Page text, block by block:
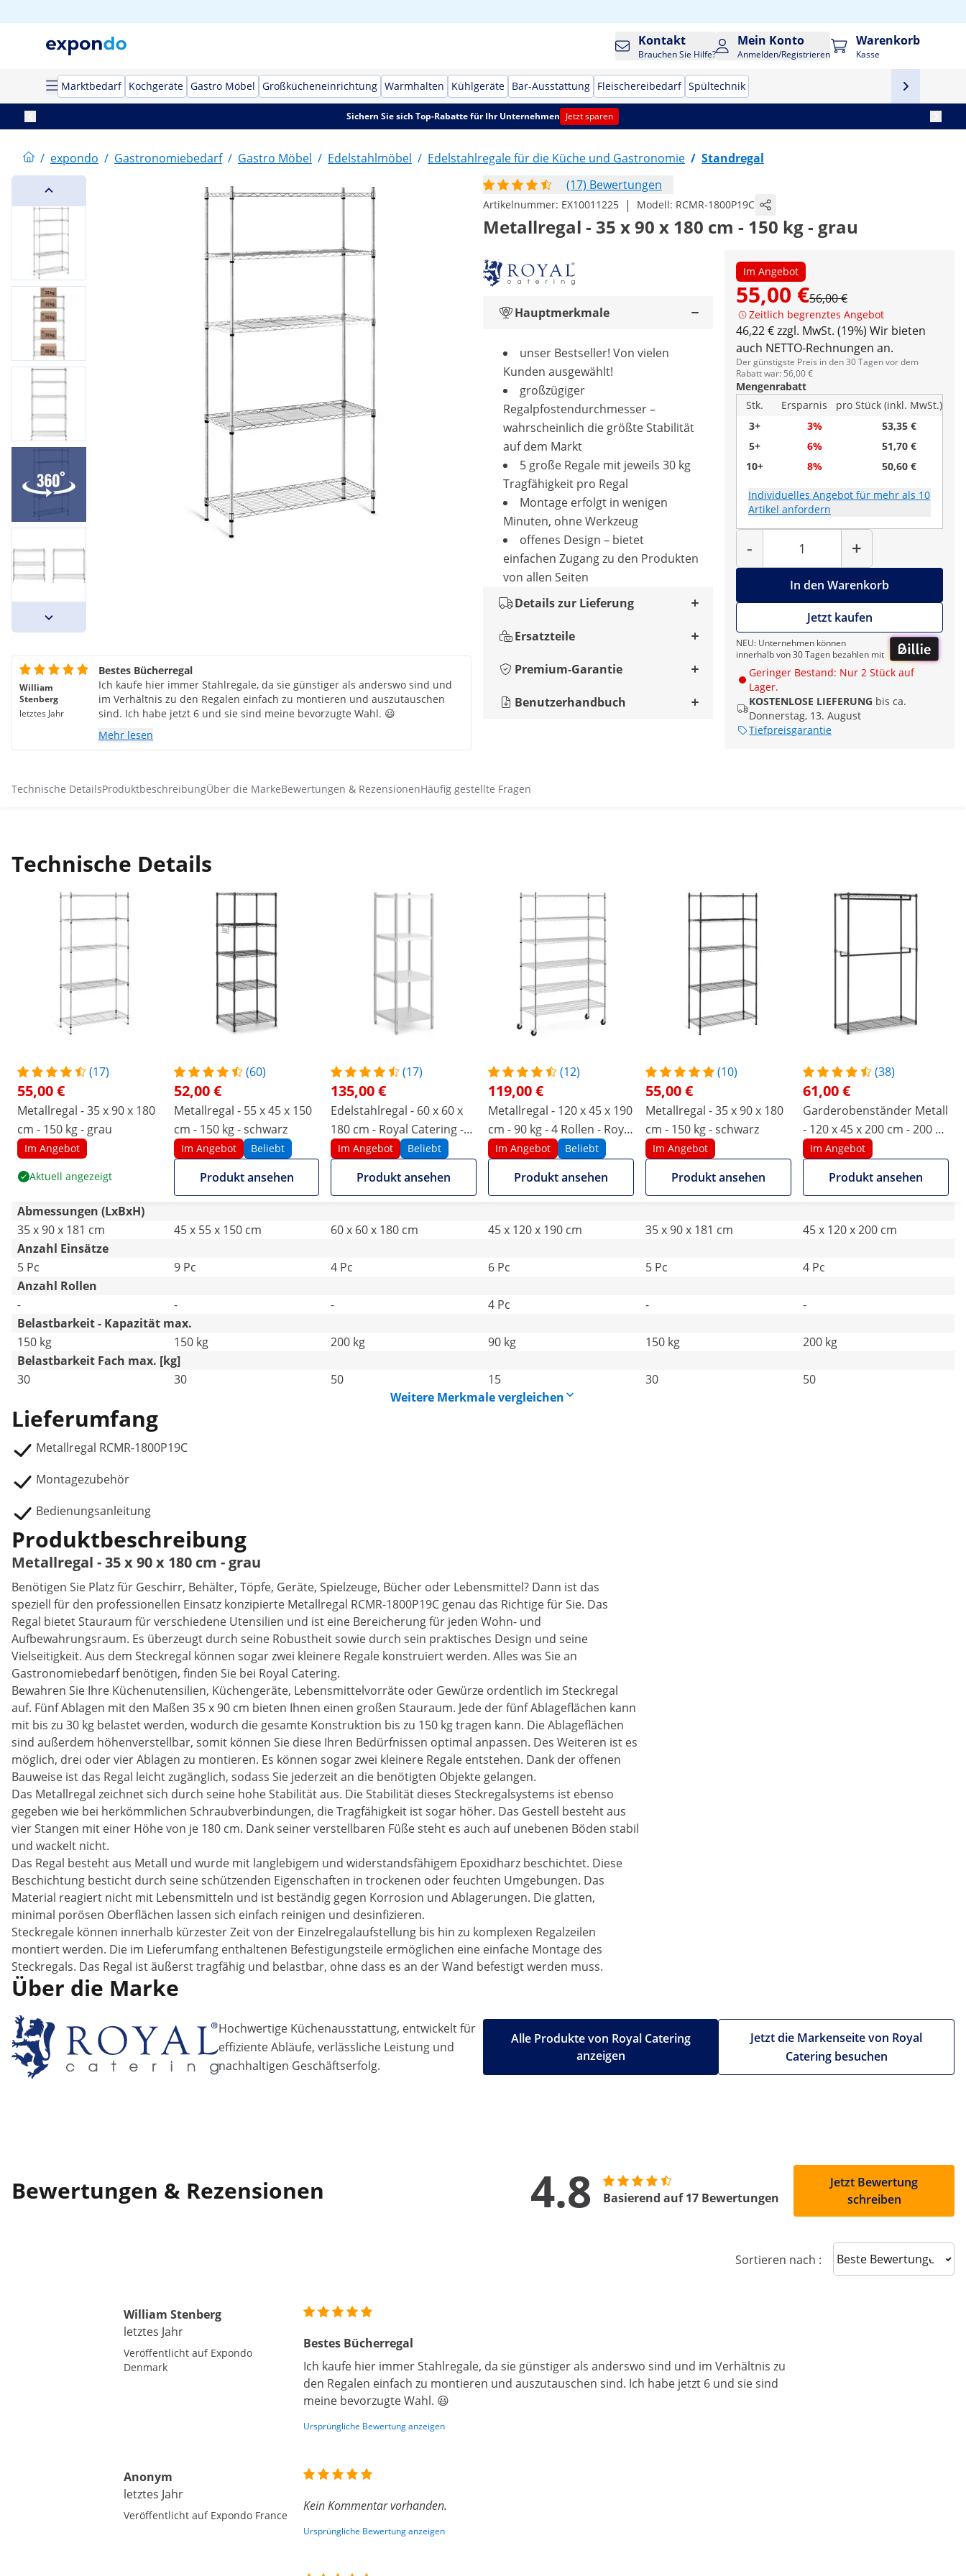
Kontakt
Brauchen Sie Hilfe?
Mein Konto
Anmelden/Registrieren
Warenkorb
Kasse
Marktbedarf Kochgeräte Gastro Möbel Großkücheneinrichtung Warmhalten Kühlgeräte Bar-Ausstattung Fleischereibedarf Spültechnik
Sichern Sie sich Top-Rabatte für Ihr Unternehmen Jetzt sparen
/ expondo / Gastronomiebedarf / Gastro Möbel / Edelstahlmöbel / Edelstahlregale für die Küche und Gastronomie / Standregal
(17) Bewertungen
Artikelnummer: EX10011225 | Modell: RCMR-1800P19C
Metallregal - 35 x 90 x 180 cm - 150 kg - grau
Im Angebot
55,00 €56,00 €
Zeitlich begrenztes Angebot
46,22 € zzgl. MwSt. (19%) Wir bieten
auch NETTO-Rechnungen an.
Der günstigste Preis in den 30 Tagen vor dem
Rabatt war: 56,00 €
Mengenrabatt
Stk.
Ersparnis
pro Stück (inkl. MwSt.)
3+
3%
53,35 €
5+
6%
51,70 €
10+
8% 50,60 €
Individuelles Angebot für mehr als 10
Artikel anfordern
-
Menge
+
In den Warenkorb
Jetzt kaufen
NEU: Unternehmen können
innerhalb von 30 Tagen bezahlen mit
Geringer Bestand: Nur 2 Stück auf
Lager.
KOSTENLOSE LIEFERUNG bis ca.
Donnerstag, 13. August
Tiefpreisgarantie
Hauptmerkmale
unser Bestseller! Von vielen
Kunden ausgewählt!
großzügiger
Regalpfostendurchmesser –
wahrscheinlich die größte Stabilität
auf dem Markt
5 große Regale mit jeweils 30 kg
Tragfähigkeit pro Regal
Montage erfolgt in wenigen
Minuten, ohne Werkzeug
offenes Design –­ bietet
einfachen Zugang zu den Produkten
von allen Seiten
Details zur Lieferung
Ersatzteile
Premium-Garantie
Benutzerhandbuch
William
Stenberg
letztes Jahr
Bestes Bücherregal
Ich kaufe hier immer Stahlregale, da sie günstiger als anderswo sind und
im Verhältnis zu den Regalen einfach zu montieren und auszutauschen
sind. Ich habe jetzt 6 und sie sind meine bevorzugte Wahl. 😃
Mehr lesen
Technische DetailsProduktbeschreibungÜber die MarkeBewertungen & RezensionenHäufig gestellte Fragen
Technische Details
(17)
55,00 €
Metallregal - 35 x 90 x 180
cm - 150 kg - grau
Im Angebot
Aktuell angezeigt
(60)
52,00 €
Metallregal - 55 x 45 x 150
cm - 150 kg - schwarz
Im Angebot Beliebt
Produkt ansehen
(17)
135,00 €
Edelstahlregal - 60 x 60 x
180 cm - Royal Catering -
200 kg
Im Angebot Beliebt
Produkt ansehen
(12)
119,00 €
Metallregal - 120 x 45 x 190
cm - 90 kg - 4 Rollen - Royal
Catering
Im Angebot Beliebt
Produkt ansehen
(10)
55,00 €
Metallregal - 35 x 90 x 180
cm - 150 kg - schwarz
Im Angebot
Produkt ansehen
(38)
61,00 €
Garderobenständer Metall
- 120 x 45 x 200 cm - 200 kg
- schwarz
Im Angebot
Produkt ansehen
Abmessungen (LxBxH)
35 x 90 x 181 cm
45 x 55 x 150 cm 60 x 60 x 180 cm 45 x 120 x 190 cm 35 x 90 x 181 cm
45 x 120 x 200 cm
Anzahl Einsätze
5 Pc
9 Pc 4 Pc 6 Pc 5 Pc
4 Pc
Anzahl Rollen
-
- - 4 Pc -
-
Belastbarkeit - Kapazität max.
150 kg
150 kg 200 kg 90 kg 150 kg
200 kg
Belastbarkeit Fach max. [kg]
30
30 50 15 30
50
Weitere Merkmale vergleichen
Lieferumfang
Metallregal RCMR-1800P19C
Montagezubehör
Bedienungsanleitung
Produktbeschreibung
Metallregal - 35 x 90 x 180 cm - grau
Benötigen Sie Platz für Geschirr, Behälter, Töpfe, Geräte, Spielzeuge, Bücher oder Lebensmittel? Dann ist das
speziell für den professionellen Einsatz konzipierte Metallregal RCMR-1800P19C genau das Richtige für Sie. Das
Regal bietet Stauraum für verschiedene Utensilien und ist eine Bereicherung für jeden Wohn- und
Aufbewahrungsraum. Es überzeugt durch seine Robustheit sowie durch sein praktisches Design und seine
Vielseitigkeit. Aus dem Steckregal können sogar zwei kleinere Regale konstruiert werden. Alles was Sie an
Gastronomiebedarf benötigen, finden Sie bei Royal Catering.
Bewahren Sie Ihre Küchenutensilien, Küchengeräte, Lebensmittelvorräte oder Gewürze ordentlich im Steckregal
auf. Fünf Ablagen mit den Maßen 35 x 90 cm bieten Ihnen einen großen Stauraum. Jede der fünf Ablageflächen kann
mit bis zu 30 kg belastet werden, wodurch die gesamte Konstruktion bis zu 150 kg tragen kann. Die Ablageflächen
sind außerdem höhenverstellbar, somit können Sie diese Ihren Bedürfnissen optimal anpassen. Des Weiteren ist es
möglich, drei oder vier Ablagen zu montieren. Es können sogar zwei kleinere Regale entstehen. Dank der offenen
Bauweise ist das Regal leicht zugänglich, sodass Sie jederzeit an die benötigten Objekte gelangen.
Das Metallregal zeichnet sich durch seine hohe Stabilität aus. Die Stabilität dieses Steckregalsystems ist ebenso
gegeben wie bei herkömmlichen Schraubverbindungen, die Tragfähigkeit ist sogar höher. Das Gestell besteht aus
vier Stangen mit einer Höhe von je 180 cm. Dank seiner verstellbaren Füße steht es auch auf unebenen Böden stabil
und wackelt nicht.
Das Regal besteht aus Metall und wurde mit langlebigem und widerstandsfähigem Epoxidharz beschichtet. Diese
Beschichtung besticht durch seine schützenden Eigenschaften in trockenen oder feuchten Umgebungen. Das
Material reagiert nicht mit Lebensmitteln und ist beständig gegen Korrosion und Ablagerungen. Die glatten,
minimal porösen Oberflächen lassen sich einfach reinigen und desinfizieren.
Steckregale können innerhalb kürzester Zeit von der Einzelregalaufstellung bis hin zu komplexen Regalzeilen
montiert werden. Die im Lieferumfang enthaltenen Befestigungsteile ermöglichen eine einfache Montage des
Steckregals. Das Regal ist äußerst tragfähig und belastbar, ohne dass es an der Wand befestigt werden muss.
Über die Marke
Hochwertige Küchenausstattung, entwickelt für
effiziente Abläufe, verlässliche Leistung und
nachhaltigen Geschäftserfolg.
Jetzt die Markenseite von Royal
Catering besuchen
Alle Produkte von Royal Catering
anzeigen
Bewertungen & Rezensionen 4.8 Basierend auf 17 Bewertungen
Jetzt Bewertung
schreiben
Sortieren nach : Sort reviews
William Stenberg
letztes Jahr
Veröffentlicht auf Expondo
Denmark
Bestes Bücherregal
Ich kaufe hier immer Stahlregale, da sie günstiger als anderswo sind und im Verhältnis zu
den Regalen einfach zu montieren und auszutauschen sind. Ich habe jetzt 6 und sie sind
meine bevorzugte Wahl. 😃
Ursprüngliche Bewertung anzeigen
Anonym
letztes Jahr
Veröffentlicht auf Expondo France
Kein Kommentar vorhanden.
Ursprüngliche Bewertung anzeigen